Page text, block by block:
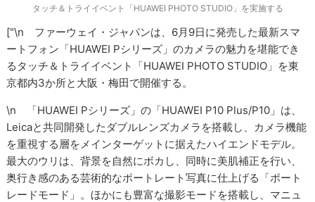
タッチ＆トライイベント「HUAWEI PHOTO STUDIO」を実施する
["\n ファーウェイ・ジャパンは、6月9日に発売した最新スマ
ートフォン「HUAWEI Pシリーズ」のカメラの魅力を堪能でき
るタッチ＆トライイベント「HUAWEI PHOTO STUDIO」を東
京都内3か所と大阪・梅田で開催する。
\n 「HUAWEI Pシリーズ」の「HUAWEI P10 Plus/P10」は、
Leicaと共同開発したダブルレンズカメラを搭載し、カメラ機能
を重視する層をメインターゲットに据えたハイエンドモデル。
最大のウリは、背景を自然にボカし、同時に美肌補正を行い、
奥行き感のある芸術的なポートレート写真に仕上げる「ポート
レードモード」。ほかにも豊富な撮影モードを搭載し、マニュ